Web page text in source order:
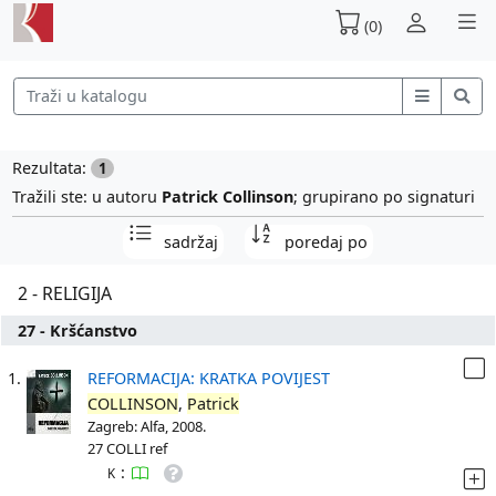
(0)
Rezultata: 1
Tražili ste: u autoru Patrick Collinson; grupirano po signaturi
sadržaj poredaj po
2 - RELIGIJA
27 - Kršćanstvo
1.
REFORMACIJA: KRATKA POVIJEST
COLLINSON, Patrick
Zagreb: Alfa, 2008.
27 COLLI ref
K :